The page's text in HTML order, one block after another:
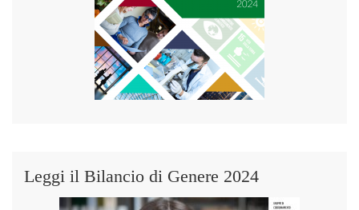
Leggi il Bilancio di Genere 2024